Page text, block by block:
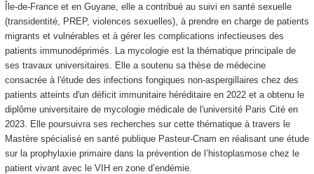
Île-de-France et en Guyane, elle a contribué au suivi en santé sexuelle
(transidentité, PREP, violences sexuelles), à prendre en charge de patients
migrants et vulnérables et à gérer les complications infectieuses des
patients immunodéprimés. La mycologie est la thématique principale de
ses travaux universitaires. Elle a soutenu sa thèse de médecine
consacrée à l'étude des infections fongiques non-aspergillaires chez des
patients atteints d'un déficit immunitaire héréditaire en 2022 et a obtenu le
diplôme universitaire de mycologie médicale de l'université Paris Cité en
2023. Elle poursuivra ses recherches sur cette thématique à travers le
Mastère spécialisé en santé publique Pasteur-Cnam en réalisant une étude
sur la prophylaxie primaire dans la prévention de l’histoplasmose chez le
patient vivant avec le VIH en zone d’endémie.